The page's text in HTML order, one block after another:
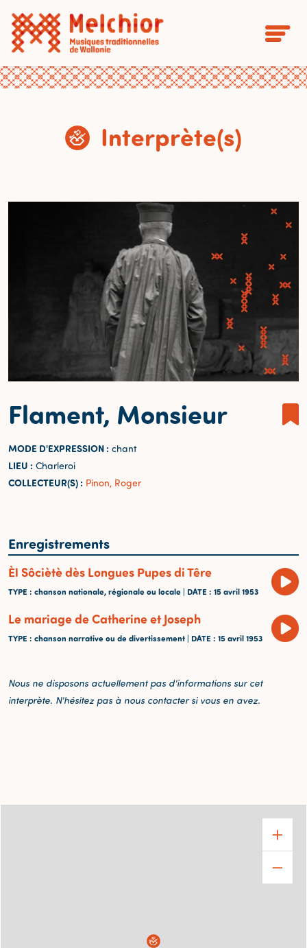
Interprète(s)
Flament, Monsieur
MODE D'EXPRESSION : chant
LIEU : Charleroi
COLLECTEUR(S) : Pinon, Roger
Enregistrements
Èl Sôciètè dès Longues Pupes di Têre
TYPE : chanson nationale, régionale ou locale | DATE : 15 avril 1953
Le mariage de Catherine et Joseph
TYPE : chanson narrative ou de divertissement | DATE : 15 avril 1953
Nous ne disposons actuellement pas d'informations sur cet
interprète. N'hésitez pas à nous contacter si vous en avez.